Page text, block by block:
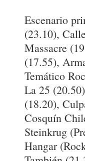
Escenario
(23.10),
Massacre
(17.55),
Temático
La 25
(18.20),
Cosquín
Steinkrug
Hangar